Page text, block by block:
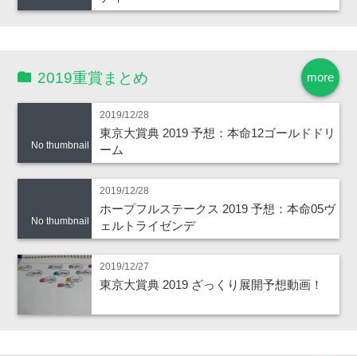
more
2019重賞まとめ
No thumbnail
2019/12/28
東京大賞典 2019 予想：本命12ゴールドドリ
ーム
No thumbnail
2019/12/28
ホープフルステークス 2019 予想：本命05ヴ
ェルトライゼンデ
2019/12/27
東京大賞典 2019 ざっくり展開予想動画！